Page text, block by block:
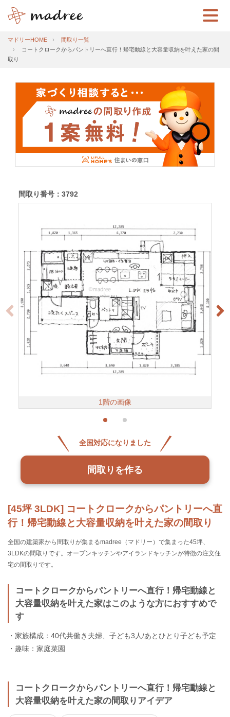
マドリーHOME
間取り一覧
コートクロークからパントリーへ直行！帰宅動線と大容量収納を叶えた家の間
取り
[45坪 3LDK] コートクロークからパントリーへ直
行！帰宅動線と大容量収納を叶えた家の間取り
全国の建築家から間取りが集まるmadree（マドリー）で集まった45坪、
3LDKの間取りです。オープンキッチンやアイランドキッチンが特徴の注文住
宅の間取りです。
コートクロークからパントリーへ直行！帰宅動線と
大容量収納を叶えた家はこのような方におすすめで
す
・家族構成：40代共働き夫婦、子ども3人/あとひとり子ども予定
・趣味：家庭菜園
コートクロークからパントリーへ直行！帰宅動線と
大容量収納を叶えた家の間取りアイデア
間取り番号：3792
1階の画像
全国対応になりました
間取りを作る